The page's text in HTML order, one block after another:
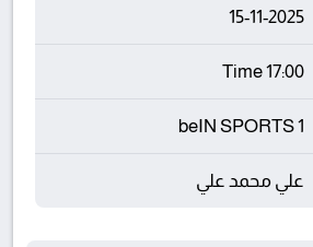
15-11-2025
17:00 Time
beIN SPORTS 1
علي محمد علي